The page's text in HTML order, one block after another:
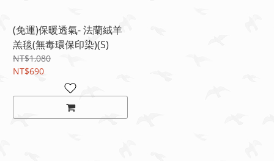
(免運)保暖透氣- 法蘭絨羊
羔毯(無毒環保印染)(S)
NT$1,080
NT$690